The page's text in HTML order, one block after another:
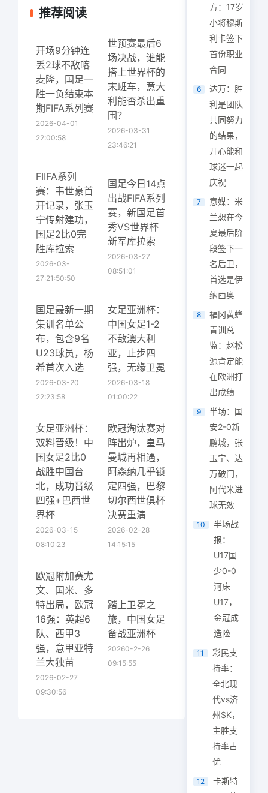
推荐阅读
开场9分钟连
丢2球不敌喀
麦隆，国足一
胜一负结束本
期FIFA系列赛
2026-04-01
22:00:58
世预赛最后6
场决战，谁能
搭上世界杯的
末班车，意大
利能否杀出重
围？
2026-03-31
23:46:21
FIIFA系列
赛：韦世豪首
开记录，张玉
宁传射建功，
国足2比0完
胜库拉索
2026-03-
27:21:50:50
国足今日14点
出战FIFA系列
赛，新国足首
秀VS世界杯
新军库拉索
2026-03-27
08:51:01
国足最新一期
集训名单公
布，包含9名
U23球员，杨
希首次入选
2026-03-20
22:23:58
女足亚洲杯：
中国女足1-2
不敌澳大利
亚，止步四
强，无缘卫冕
2026-03-18
01:00:22
女足亚洲杯：
双料晋级！中
国女足2比0
战胜中国台
北，成功晋级
四强+巴西世
界杯
2026-03-15
08:10:23
欧冠淘汰赛对
阵出炉，皇马
曼城再相遇，
阿森纳几乎锁
定四强，巴黎
切尔西世俱杯
决赛重演
2026-02-28
14:15:15
欧冠附加赛尤
文、国米、多
特出局，欧冠
16强：英超6
队、西甲3
强，意甲亚特
兰大独苗
2026-02-27
09:30:56
踏上卫冕之
旅，中国女足
备战亚洲杯
20260-2-26
09:15:55
方：17岁
小将穆斯
利卡签下
首份职业
合同
6
达万：胜
利是团队
共同努力
的结果，
开心能和
球迷一起
庆祝
7
意媒：米
兰想在今
夏最后阶
段签下一
名后卫，
首选是伊
纳西奥
8
福冈黄蜂
青训总
监：赵松
源肯定能
在欧洲打
出成绩
9
半场：国
安2-0新
鹏城，张
玉宁、达
万破门，
阿代米进
球无效
10
半场战
报：
U17国
少0-0
河床
U17，
金冠成
造险
11
彩民支
持率：
全北现
代vs济
州SK，
主胜支
持率占
优
12
卡斯特